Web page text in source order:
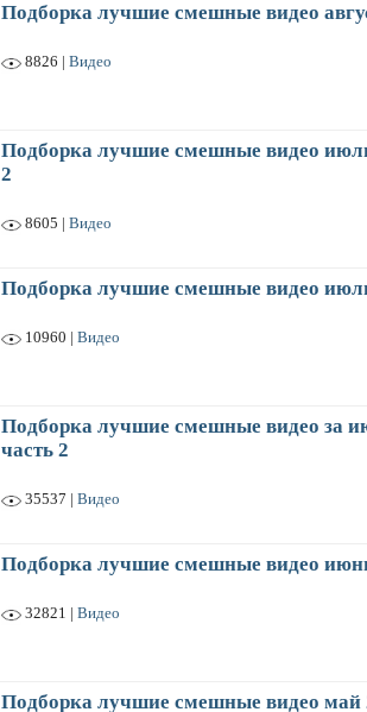
Подборка лучшие смешные видео
8826 | Видео
Подборка лучшие смешные видео
2
8605 | Видео
Подборка лучшие смешные видео
10960 | Видео
Подборка лучшие смешные видео за
часть 2
35537 | Видео
Подборка лучшие смешные видео
32821 | Видео
Подборка лучшие смешные видео май